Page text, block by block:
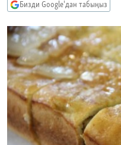
ЭКСПЕРТТЕР ТАЛДАЙТ
БИЗ ЖАНА ДҮЙНӨ
ДАНИСТЕ
ЭЖЕ-СИҢДИЛЕР
АЗАТТЫК+
ЫҢГАЙСЫЗ СУРООЛОР
ӨЗГӨЧӨ ПИКИР
Русский
ОНЛАЙН ШЕРИНЕ
Бизди Google'дан табыңыз